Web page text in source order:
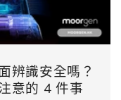
辨識安全嗎？
意的 4 件事